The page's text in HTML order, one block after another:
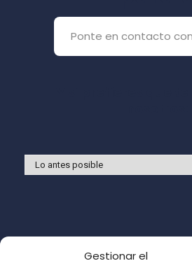
Gestionar el
Ponte en contacto